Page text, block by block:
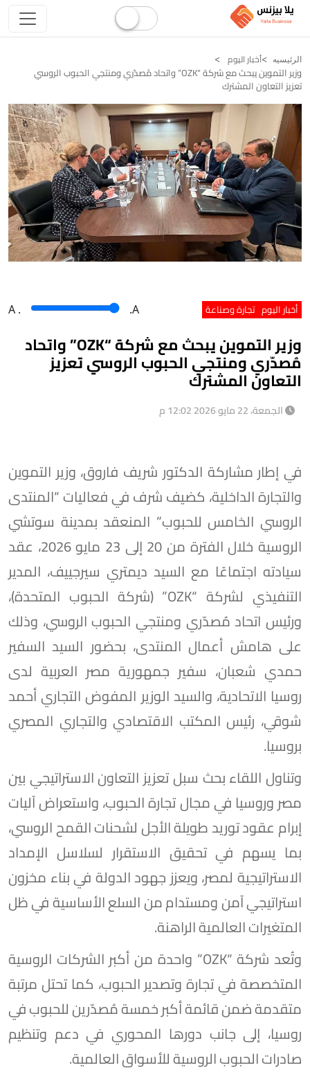
الرئيسيه أخبار اليوم
وزير التموين يبحث مع شركة “OZK” واتحاد مُصدّري ومنتجي الحبوب الروسي
تعزيز التعاون المشترك
أخبار اليوم تجارة وصناعة A . .A
وزير التموين يبحث مع شركة “OZK” واتحاد
مُصدّري ومنتجي الحبوب الروسي تعزيز
التعاون المشترك
الجمعة، 22 مايو 2026 12:02 م
في إطار مشاركة الدكتور شريف فاروق، وزير التموين
والتجارة الداخلية، كضيف شرف في فعاليات “المنتدى
الروسي الخامس للحبوب” المنعقد بمدينة سوتشي
الروسية خلال الفترة من 20 إلى 23 مايو 2026، عقد
سيادته اجتماعًا مع السيد ديمتري سيرجييف، المدير
التنفيذي لشركة “OZK” (شركة الحبوب المتحدة)،
ورئيس اتحاد مُصدّري ومنتجي الحبوب الروسي، وذلك
على هامش أعمال المنتدى، بحضور السيد السفير
حمدي شعبان، سفير جمهورية مصر العربية لدى
روسيا الاتحادية، والسيد الوزير المفوض التجاري أحمد
شوقي، رئيس المكتب الاقتصادي والتجاري المصري
بروسيا.
وتناول اللقاء بحث سبل تعزيز التعاون الاستراتيجي بين
مصر وروسيا في مجال تجارة الحبوب، واستعراض آليات
إبرام عقود توريد طويلة الأجل لشحنات القمح الروسي،
بما يسهم في تحقيق الاستقرار لسلاسل الإمداد
الاستراتيجية لمصر، ويعزز جهود الدولة في بناء مخزون
استراتيجي آمن ومستدام من السلع الأساسية في ظل
المتغيرات العالمية الراهنة.
وتُعد شركة “OZK” واحدة من أكبر الشركات الروسية
المتخصصة في تجارة وتصدير الحبوب، كما تحتل مرتبة
متقدمة ضمن قائمة أكبر خمسة مُصدّرين للحبوب في
روسيا، إلى جانب دورها المحوري في دعم وتنظيم
صادرات الحبوب الروسية للأسواق العالمية.